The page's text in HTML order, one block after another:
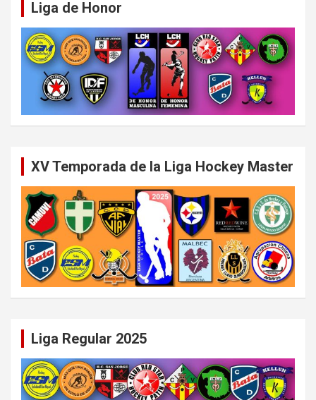
Liga de Honor
XV Temporada de la Liga Hockey Master
Liga Regular 2025